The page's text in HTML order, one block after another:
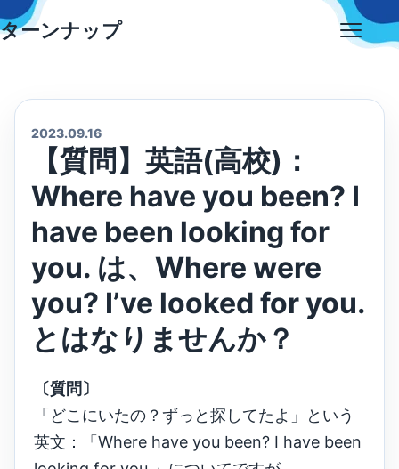
Skip
to
ターンナップ
2023.09.16
【質問】英語(高校)：
Where have you been? I
have been looking for
you. は、Where were
you? I’ve looked for you.
とはなりませんか？
〔質問〕
「どこにいたの？ずっと探してたよ」という
英文：「Where have you been? I have been